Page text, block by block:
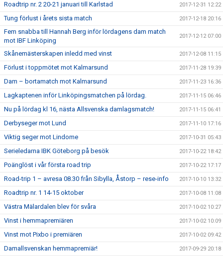
Roadtrip nr. 2 20-21 januari till Karlstad 2017-12-31 12:22
Tung förlust i årets sista match 2017-12-18 20:16
Fem snabba till Hannah Berg inför lördagens dam match
mot IBF Linköping
2017-12-12 07:00
Skånemästerskapen inledd med vinst 2017-12-08 11:15
Förlust i toppmötet mot Kalmarsund 2017-11-28 19:39
Dam – bortamatch mot Kalmarsund 2017-11-23 16:36
Lagkaptenen inför Linköpingsmatchen på lördag. 2017-11-15 06:46
Nu på lördag kl 16, nästa Allsvenska damlagsmatch! 2017-11-15 06:41
Derbyseger mot Lund 2017-11-10 17:16
Viktig seger mot Lindome 2017-10-31 05:43
Serieledarna IBK Göteborg på besök 2017-10-22 18:42
Poänglöst i vår första road trip 2017-10-22 17:17
Road-trip 1 – avresa 08.30 från Sibylla, Åstorp – rese-info 2017-10-10 13:32
Roadtrip nr. 1 14-15 oktober 2017-10-08 11:08
Västra Mälardalen blev för svåra 2017-10-02 10:27
Vinst i hemmapremiären 2017-10-02 10:09
Vinst mot Pixbo i premiären 2017-10-02 09:42
Damallsvenskan hemmapremiär! 2017-09-29 20:18